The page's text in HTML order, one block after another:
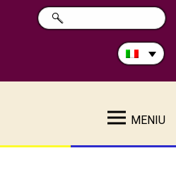
Cerca
nel
RICERCA
MENIU